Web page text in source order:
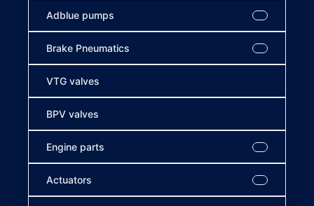
Adblue pumps
Brake Pneumatics
VTG valves
BPV valves
Engine parts
Actuators